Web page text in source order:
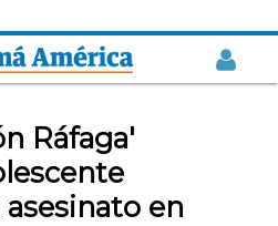
Ráfaga'
en